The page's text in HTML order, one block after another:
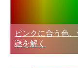
ピンクに合う色
謎を解く